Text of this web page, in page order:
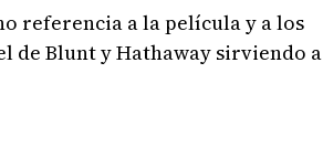
referencia a la película y a los
de Blunt y Hathaway sirviendo a